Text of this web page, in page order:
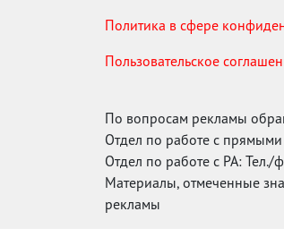
Политика в сфере
Пользовательское
По вопросам рекламы
Отдел по работе с
Отдел по работе с РА:
Материалы, отмеченные
рекламы